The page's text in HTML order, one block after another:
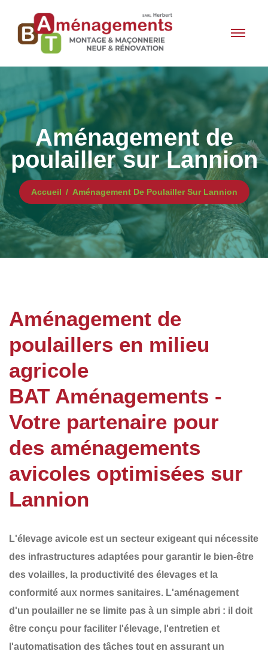
Aménagement de
poulailler sur Lannion
Accueil Aménagement De Poulailler Sur Lannion
Aménagement de
poulaillers en milieu
agricole
BAT Aménagements -
Votre partenaire pour
des aménagements
avicoles optimisées sur
Lannion
L'élevage avicole est un secteur exigeant qui nécessite
des infrastructures adaptées pour garantir le bien-être
des volailles, la productivité des élevages et la
conformité aux normes sanitaires. L'aménagement
d'un poulailler ne se limite pas à un simple abri : il doit
être conçu pour faciliter l'élevage, l'entretien et
l'automatisation des tâches tout en assurant un